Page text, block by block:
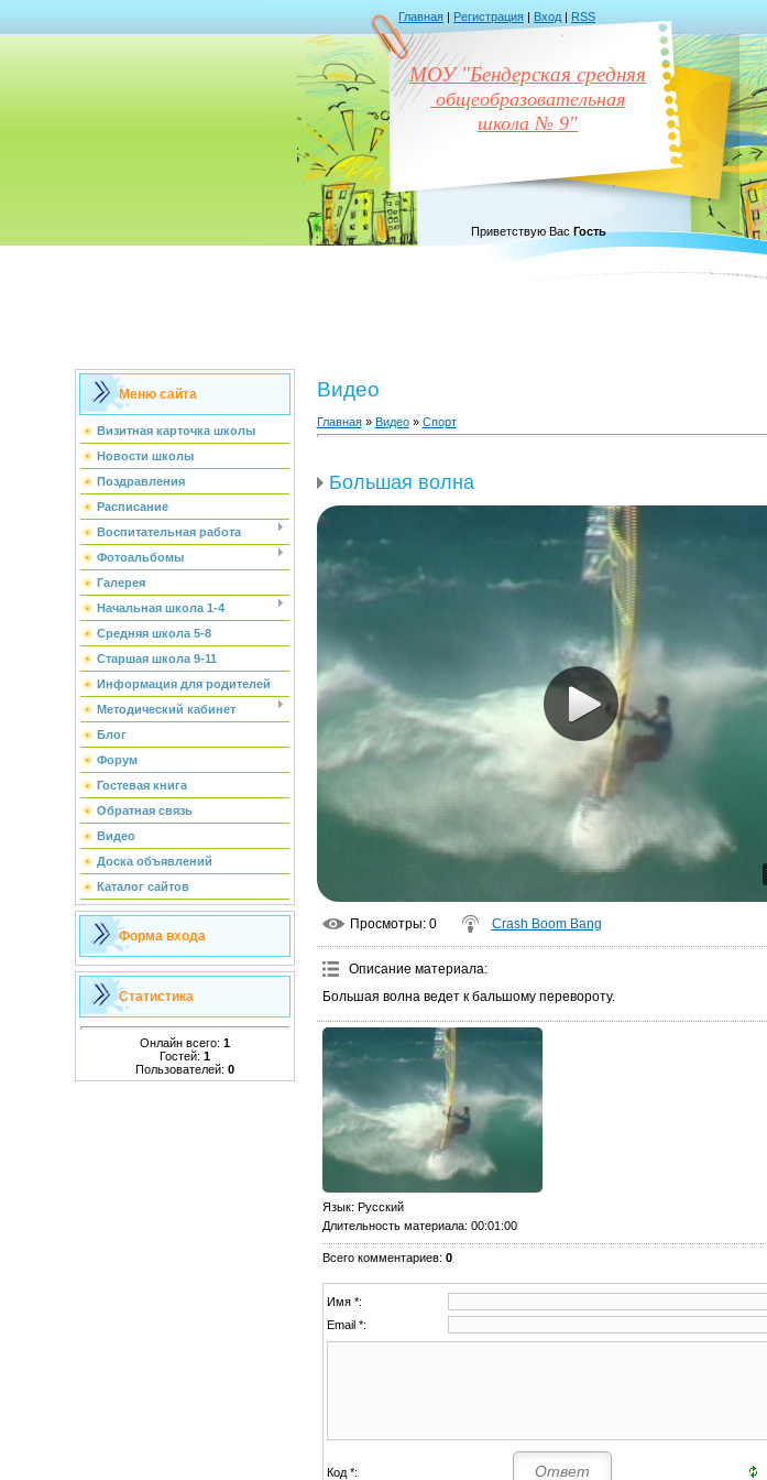
Главная | Регистрация | Вход | RSS
МОУ "Бендерская средняя
общеобразовательная
школа № 9"
Приветствую Вас Гость
Меню сайта
Визитная карточка школы
Новости школы
Поздравления
Расписание
Воспитательная работа
Фотоальбомы
Галерея
Начальная школа 1-4
Средняя школа 5-8
Старшая школа 9-11
Информация для родителей
Методический кабинет
Блог
Форум
Гостевая книга
Обратная связь
Видео
Доска объявлений
Каталог сайтов
Форма входа
Статистика
Онлайн всего: 1
Гостей: 1
Пользователей: 0
Видео
Главная» Видео» Спорт
Большая волна
Просмотры: 0 Crash Boom Bang
Описание материала:
Большая волна ведет к бальшому перевороту.
Язык: Русский
Длительность материала: 00:01:00
Всего комментариев: 0
Имя *:
Email *:
Код *: